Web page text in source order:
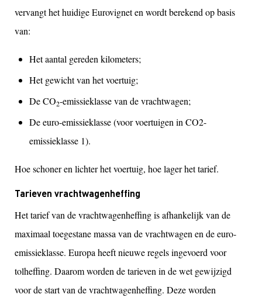
vervangt het huidige Eurovignet en wordt berekend op basis
van:
Het aantal gereden kilometers;
Het gewicht van het voertuig;
De CO2­-emissieklasse van de vrachtwagen;
De euro-emissieklasse (voor voertuigen in CO2-
emissieklasse 1).
Hoe schoner en lichter het voertuig, hoe lager het tarief.
Tarieven vrachtwagenheffing
Het tarief van de vrachtwagenheffing is afhankelijk van de
maximaal toegestane massa van de vrachtwagen en de euro-
emissieklasse. Europa heeft nieuwe regels ingevoerd voor
tolheffing. Daarom worden de tarieven in de wet gewijzigd
voor de start van de vrachtwagenheffing. Deze worden